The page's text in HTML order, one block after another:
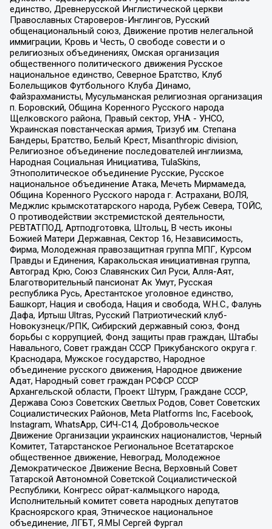
единство, Древнерусской Инглистической церкви
Православных Староверов-Инглингов, Русский
общенациональный союз, Движение против нелегальной
иммиграции, Кровь и Честь, О свободе совести и о
религиозных объединениях, Омская организация
общественного политического движения Русское
национальное единство, Северное Братство, Клуб
Болельщиков Футбольного Клуба Динамо,
Файзрахманисты, Мусульманская религиозная организация
п. Боровский, Община Коренного Русского народа
Щелковского района, Правый сектор, УНА - УНСО,
Украинская повстанческая армия, Тризуб им. Степана
Бандеры, Братство, Белый Крест, Misanthropic division,
Религиозное объединение последователей инглиизма,
Народная Социальная Инициатива, TulaSkins,
Этнополитическое объединение Русские, Русское
национальное объединение Атака, Мечеть Мирмамеда,
Община Коренного Русского народа г. Астрахани, ВОЛЯ,
Меджлис крымскотатарского народа, Рубеж Севера, ТОЙС,
О противодействии экстремистской деятельности,
РЕВТАТПОД, Артподготовка, Штольц, В честь иконы
Божией Матери Державная, Сектор 16, Независимость,
Фирма, Молодежная правозащитная группа МПГ, Курсом
Правды и Единения, Каракольская инициативная группа,
Автоград Крю, Союз Славянских Сил Руси, Алля-Аят,
Благотворительный пансионат Ак Умут, Русская
республика Русь, Арестантское уголовное единство,
Башкорт, Нация и свобода, Нация и свобода, W.H.С., Фалунь
Дафа, Иртыш Ultras, Русский Патриотический клуб-
Новокузнецк/РПК, Сибирский державный союз, Фонд
борьбы с коррупцией, Фонд защиты прав граждан, Штабы
Навального, Совет граждан СССР Прикубанского округа г.
Краснодара, Мужское государство, Народное
объединение русского движения, Народное движение
Адат, Народный совет граждан РСФСР СССР
Архангельской области, Проект Штурм, Граждане СССР,
Держава Союз Советских Светлых Родов, Совет Советских
Социалистических Районов, Meta Platforms Inc, Facebook,
Instagram, WhatsApp, СИЧ-С14, Добровольческое
Движение Организации украинских националистов, Черный
Комитет, Татарстанское Региональное Всетатарское
общественное движение, Невоград, Молодежное
Демократическое Движение Весна, Верховный Совет
Татарской Автономной Советской Социалистической
Республики, Конгресс ойрат-калмыцкого народа,
Исполнительный комитет совета народных депутатов
Красноярского края, Этническое национальное
объединение, ЛГБТ, Я.МЫ Сергей Фургал